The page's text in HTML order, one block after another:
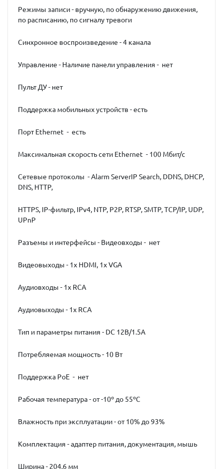
Режимы записи - вручную, по обнаружению движения,
по расписанию, по сигналу тревоги
Синхронное воспроизведение - 4 канала
Управление - Наличие панели управления - нет
Пульт ДУ - нет
Поддержка мобильных устройств - есть
Порт Ethernet - есть
Максимальная скорость сети Ethernet - 100 Мбит/с
Сетевые протоколы - Alarm ServerIP Search, DDNS, DHCP,
DNS, HTTP,
HTTPS, IP-фильтр, IPv4, NTP, P2P, RTSP, SMTP, TCP/IP, UDP,
UPnP
Разъемы и интерфейсы - Видеовходы - нет
Видеовыходы - 1x HDMI, 1x VGA
Аудиовходы - 1x RCA
Аудиовыходы - 1x RCA
Тип и параметры питания - DC 12В/1.5А
Потребляемая мощность - 10 Вт
Поддержка PoE - нет
Рабочая температура - от -10º до 55ºС
Влажность при эксплуатации - от 10% до 93%
Комплектация - адаптер питания, документация, мышь
Ширина - 204.6 мм